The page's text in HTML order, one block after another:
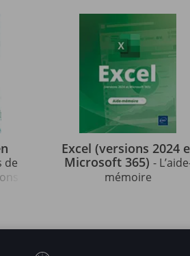
de
Excel (versions 2024
Microsoft 365) -
mémoire